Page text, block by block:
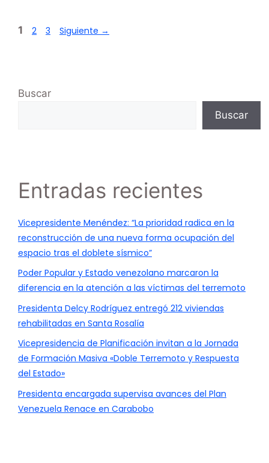
1 2 3 Siguiente →
Buscar
Buscar
Entradas recientes
Vicepresidente Menéndez: “La prioridad radica en la
reconstrucción de una nueva forma ocupación del
espacio tras el doblete sísmico”
Poder Popular y Estado venezolano marcaron la
diferencia en la atención a las víctimas del terremoto
Presidenta Delcy Rodríguez entregó 212 viviendas
rehabilitadas en Santa Rosalía
Vicepresidencia de Planificación invitan a la Jornada
de Formación Masiva «Doble Terremoto y Respuesta
del Estado»
Presidenta encargada supervisa avances del Plan
Venezuela Renace en Carabobo